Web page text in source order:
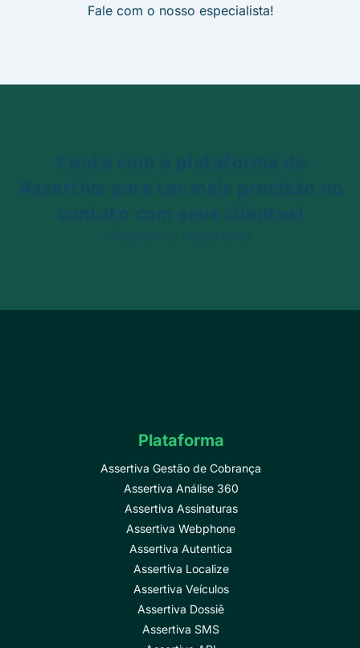
Fale com o nosso especialista!
Plataforma
Assertiva Gestão de Cobrança
Assertiva Análise 360
Assertiva Assinaturas
Assertiva Webphone
Assertiva Autentica
Assertiva Localize
Assertiva Veículos
Assertiva Dossiê
Assertiva SMS